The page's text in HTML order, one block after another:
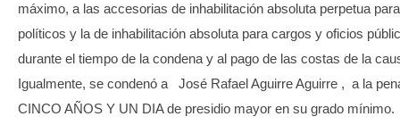
máximo, a las accesorias de inhabilitación absoluta perpetua
políticos y la de inhabilitación absoluta para cargos y oficios
durante el tiempo de la condena y al pago de las costas de la
Igualmente, se condenó a José Rafael Aguirre Aguirre , a la
CINCO AÑOS Y UN DIA de presidio mayor en su grado mínimo.